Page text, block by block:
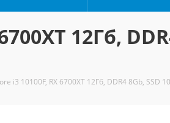
12Гб,
i3 10100F, RX 6700XT 12Гб, DDR4 8Gb, SSD